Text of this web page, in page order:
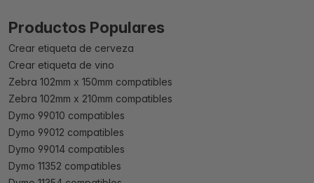
Productos Populares
Crear etiqueta de cerveza
Crear etiqueta de vino
Zebra 102mm x 150mm compatibles
Zebra 102mm x 210mm compatibles
Dymo 99010 compatibles
Dymo 99012 compatibles
Dymo 99014 compatibles
Dymo 11352 compatibles